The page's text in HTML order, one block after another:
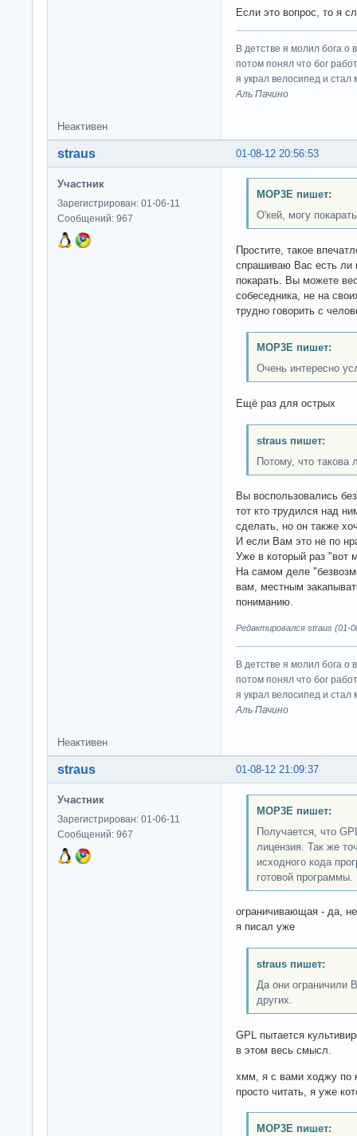
Если это вопрос, то я
В детстве я молил бога о
потом понял что бог
я украл велосипед и стал
Аль Пачино
Неактивен
01-08-12 20:56:53
straus
Участник
Зарегистрирован: 01-06-11
Сообщений: 967
MOP3E пишет:
О'кей, могу
Простите, такое
спрашиваю Вас есть ли
покарать. Вы можете
собеседника, не на
трудно говорить с
MOP3E пишет:
Очень интересно
Ещё раз для острых
straus пишет:
Потому, что такова
Вы воспользовались
тот кто трудился над
сделать, но он также
И если Вам это не по
Уже в который раз "вот
На самом деле
вам, местным
пониманию.
Редактировался straus (01-
В детстве я молил бога о
потом понял что бог
я украл велосипед и стал
Аль Пачино
Неактивен
01-08-12 21:09:37
straus
Участник
Зарегистрирован: 01-06-11
Сообщений: 967
MOP3E пишет:
Получается, что
лицензия. Так же
исходного кода
готовой программы.
ограничивающая - да,
я писал уже
straus пишет:
Да они ограничили
других.
GPL пытается
в этом весь смысл.
хмм, я с вами ходжу по
просто читать, я уже
MOP3E пишет: